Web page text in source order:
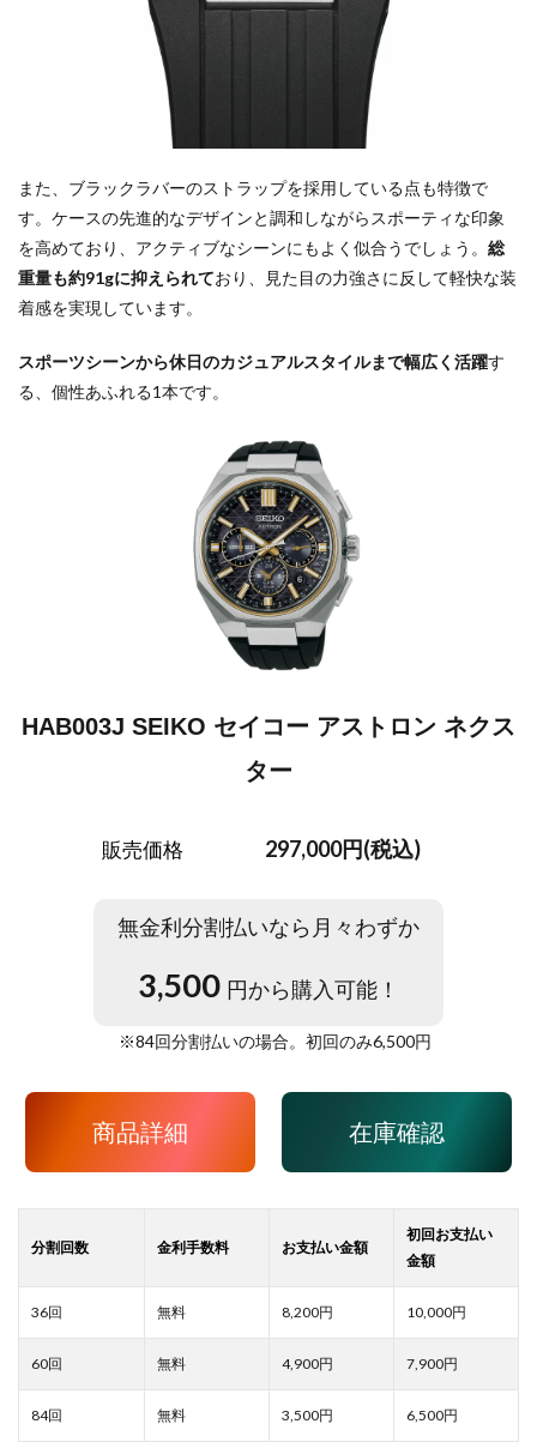
また、ブラックラバーのストラップを採用している点も特徴で
す。ケースの先進的なデザインと調和しながらスポーティな印象
を高めており、アクティブなシーンにもよく似合うでしょう。 総
重量も約91gに抑えられており、見た目の力強さに反して軽快な装
着感を実現しています。
スポーツシーンから休日のカジュアルスタイルまで幅広く活躍す
る、個性あふれる1本です。
HAB003J SEIKO セイコー アストロン ネクス
ター
販売価格 297,000円(税込)
無金利分割払いなら月々わずか
3,500 円から購入可能！
※84回分割払いの場合。初回のみ6,500円
商品詳細 在庫確認
8,200 10,000
4,900 7,900
3,500 6,500